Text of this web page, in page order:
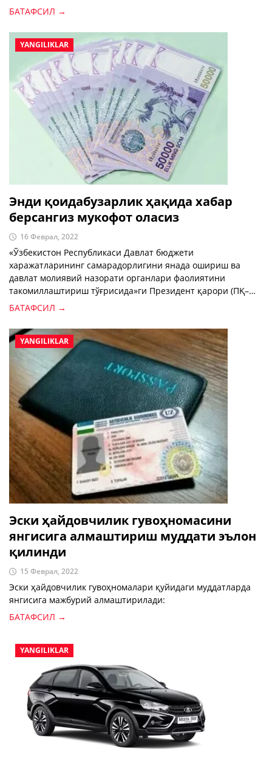
Овози» рус хизмати мухбирининг “Уруш инсониятга нима
интервьюсидан парча билан танишинг:
БАТАФСИЛ →
YANGILIKLAR
Энди қоидабузарлик ҳақида хабар
берсангиз мукофот оласиз
16 Феврал, 2022
«Ўзбекистон Республикаси Давлат бюджети
харажатларининг самарадорлигини янада ошириш ва
давлат молиявий назорати органлари фаолиятини
такомиллаштириш тўғрисида»ги Президент қарори (ПҚ–
128-сон, 14.02.2022 й.) қабул қилинди.
БАТАФСИЛ →
YANGILIKLAR
Эски ҳайдовчилик гувоҳномасини
янгисига алмаштириш муддати эълон
қилинди
15 Феврал, 2022
Эски ҳайдовчилик гувоҳномалари қуйидаги муддатларда
янгисига мажбурий алмаштирилади:
БАТАФСИЛ →
YANGILIKLAR